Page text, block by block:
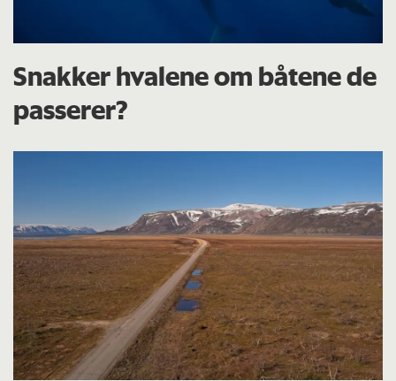
Snakker hvalene om båtene de
passerer?